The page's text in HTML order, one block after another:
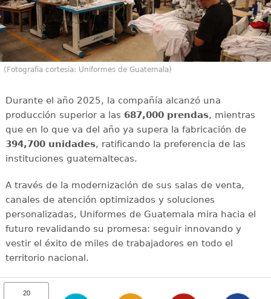
(Fotografía cortesía: Uniformes de Guatemala)
Durante el año 2025, la compañía alcanzó una
producción superior a las 687,000 prendas, mientras
que en lo que va del año ya supera la fabricación de
394,700 unidades, ratificando la preferencia de las
instituciones guatemaltecas.
A través de la modernización de sus salas de venta,
canales de atención optimizados y soluciones
personalizadas, Uniformes de Guatemala mira hacia el
futuro revalidando su promesa: seguir innovando y
vestir el éxito de miles de trabajadores en todo el
territorio nacional.
20